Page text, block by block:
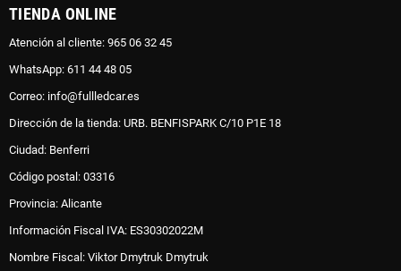
TIENDA ONLINE
Atención al cliente: 965 06 32 45
WhatsApp: 611 44 48 05
Correo: info@fullledcar.es
Dirección de la tienda: URB. BENFISPARK C/10 P1E 18
Ciudad: Benferri
Código postal: 03316
Provincia: Alicante
Información Fiscal IVA: ES30302022M
Nombre Fiscal: Viktor Dmytruk Dmytruk